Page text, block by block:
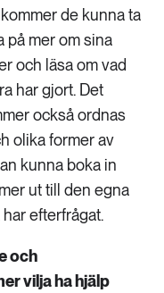
kommer de kunna ta
på mer om sina
och läsa om vad
har gjort. Det
också ordnas
olika former av
kunna boka in
ut till den egna
efterfrågat.
och
vilja ha hjälp